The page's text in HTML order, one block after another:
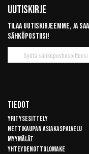
Uutiskirje
Tilaa uutiskirjeemme, ja
sähköpostiisi!
uutiskirje
Tiedot
Yritysesittely
Nettikaupan asiakaspalvelu
Myymälät
Yhteydenottolomake